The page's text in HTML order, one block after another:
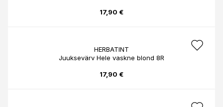
17,90 €
HERBATINT
Juuksevärv Hele vaskne blond 8R
17,90 €